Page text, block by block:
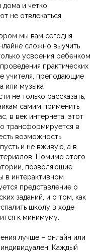
дома и четко
не отвлекаться.
мы вам сегодня
сложно выучить
усвоения ребенком
практических
учителя, преподающие
или музыка
не только рассказать,
самим применить
в век интернета, этот
трансформируется в
возможность
и не вживую, а в
Помимо этого
позволяющие
в интерактивном
представление о
заданий, и о том, как
школу в ходе
к минимуму.
лучше – онлайн или
Каждый